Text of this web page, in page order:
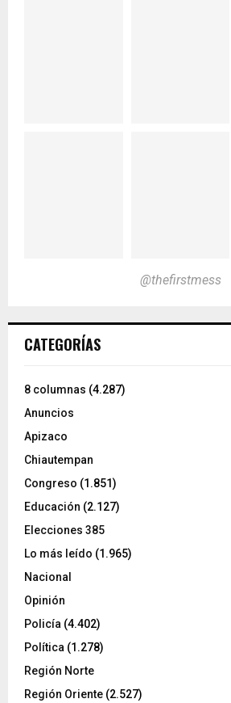
@thefirstmess
CATEGORÍAS
8 columnas (4.287)
Anuncios
Apizaco
Chiautempan
Congreso (1.851)
Educación (2.127)
Elecciones 385
Lo más leído (1.965)
Nacional
Opinión
Policía (4.402)
Política (1.278)
Región Norte
Región Oriente (2.527)